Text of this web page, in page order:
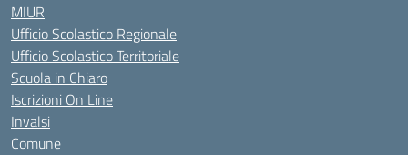
MIUR
Ufficio Scolastico Regionale
Ufficio Scolastico Territoriale
Scuola in Chiaro
Iscrizioni On Line
Invalsi
Comune